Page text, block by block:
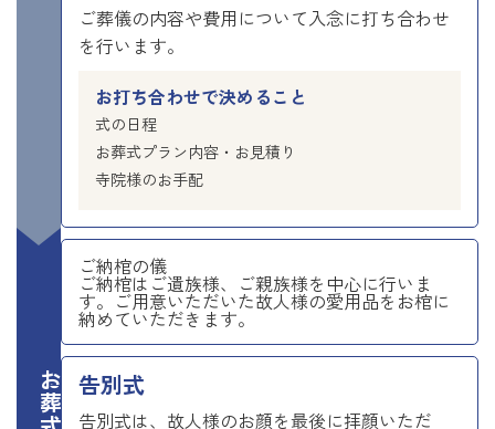
ご葬儀の内容や費用について入念に打ち合わせ
を行います。
お打ち合わせで決めること
式の日程
お葬式プラン内容・お見積り
寺院様のお手配
ご納棺の儀
ご納棺はご遺族様、ご親族様を中心に行いま
す。ご用意いただいた故人様の愛用品をお棺に
納めていただきます。
告別式
告別式は、故人様のお顔を最後に拝顔いただ